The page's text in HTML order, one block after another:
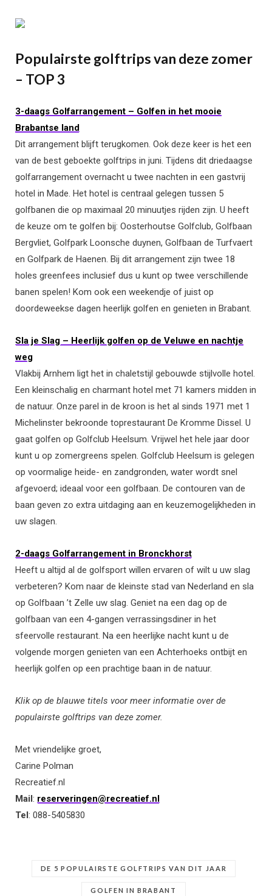
Populairste golftrips van deze zomer
– TOP 3
3-daags Golfarrangement – Golfen in het mooie
Brabantse land
Dit arrangement blijft terugkomen. Ook deze keer is het een
van de best geboekte golftrips in juni. Tijdens dit driedaagse
golfarrangement overnacht u twee nachten in een gastvrij
hotel in Made. Het hotel is centraal gelegen tussen 5
golfbanen die op maximaal 20 minuutjes rijden zijn. U heeft
de keuze om te golfen bij: Oosterhoutse Golfclub, Golfbaan
Bergvliet, Golfpark Loonsche duynen, Golfbaan de Turfvaert
en Golfpark de Haenen. Bij dit arrangement zijn twee 18
holes greenfees inclusief dus u kunt op twee verschillende
banen spelen! Kom ook een weekendje of juist op
doordeweekse dagen heerlijk golfen en genieten in Brabant.
Sla je Slag – Heerlijk golfen op de Veluwe en nachtje
weg
Vlakbij Arnhem ligt het in chaletstijl gebouwde stijlvolle hotel.
Een kleinschalig en charmant hotel met 71 kamers midden in
de natuur. Onze parel in de kroon is het al sinds 1971 met 1
Michelinster bekroonde toprestaurant De Kromme Dissel. U
gaat golfen op Golfclub Heelsum. Vrijwel het hele jaar door
kunt u op zomergreens spelen. Golfclub Heelsum is gelegen
op voormalige heide- en zandgronden, water wordt snel
afgevoerd; ideaal voor een golfbaan. De contouren van de
baan geven zo extra uitdaging aan en keuzemogelijkheden in
uw slagen.
2-daags Golfarrangement in Bronckhorst
Heeft u altijd al de golfsport willen ervaren of wilt u uw slag
verbeteren? Kom naar de kleinste stad van Nederland en sla
op Golfbaan ’t Zelle uw slag. Geniet na een dag op de
golfbaan van een 4-gangen verrassingsdiner in het
sfeervolle restaurant. Na een heerlijke nacht kunt u de
volgende morgen genieten van een Achterhoeks ontbijt en
heerlijk golfen op een prachtige baan in de natuur.
Klik op de blauwe titels voor meer informatie over de
populairste golftrips van deze zomer.
Met vriendelijke groet,
Carine Polman
Recreatief.nl
Mail: reserveringen@recreatief.nl
Tel: 088-5405830
DE 5 POPULAIRSTE GOLFTRIPS VAN DIT JAAR
GOLFEN IN BRABANT